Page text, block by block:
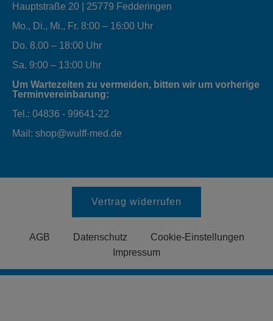
Hauptstraße 20 | 25779 Fedderingen
Mo., Di., Mi., Fr. 8:00 – 16:00 Uhr
Do. 8.00 – 18:00 Uhr
Sa. 9:00 – 13:00 Uhr
Um Wartezeiten zu vermeiden, bitten wir um vorherige
Terminvereinbarung:
Tel.: 04836 - 99641-22
Mail: shop@wulff-med.de
Vertrag widerrufen
AGB Datenschutz
Cookie-Einstellungen
Impressum